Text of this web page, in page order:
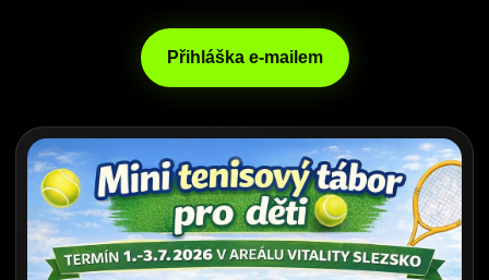
Přihláška e-mailem